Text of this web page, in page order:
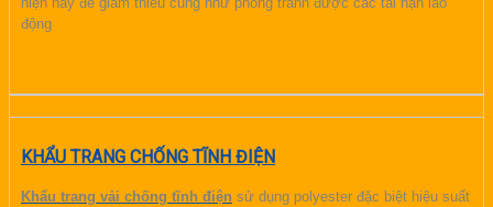
động
KHẨU TRANG CHỐNG TĨNH ĐIỆN
Khẩu trang vải chống tĩnh điện sử dụng polyester đặc biệt hiệu suất